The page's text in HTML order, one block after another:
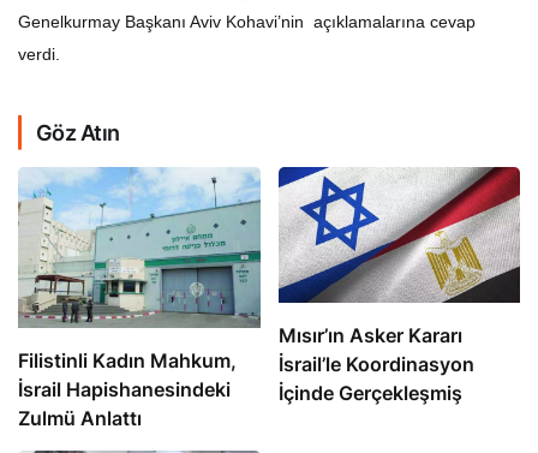
Genelkurmay Başkanı Aviv Kohavi’nin açıklamalarına cevap
verdi.
Göz Atın
Filistinli Kadın Mahkum,
İsrail Hapishanesindeki
Zulmü Anlattı
Mısır’ın Asker Kararı
İsrail’le Koordinasyon
İçinde Gerçekleşmiş